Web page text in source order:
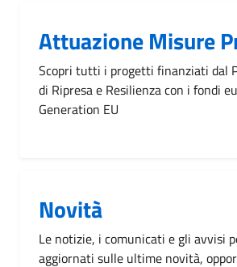
Attuazione Misure
Scopri tutti i progetti finanziati dal
di Ripresa e Resilienza con i fondi
Generation EU
Novità
Le notizie, i comunicati e gli avvisi
aggiornati sulle ultime novità,